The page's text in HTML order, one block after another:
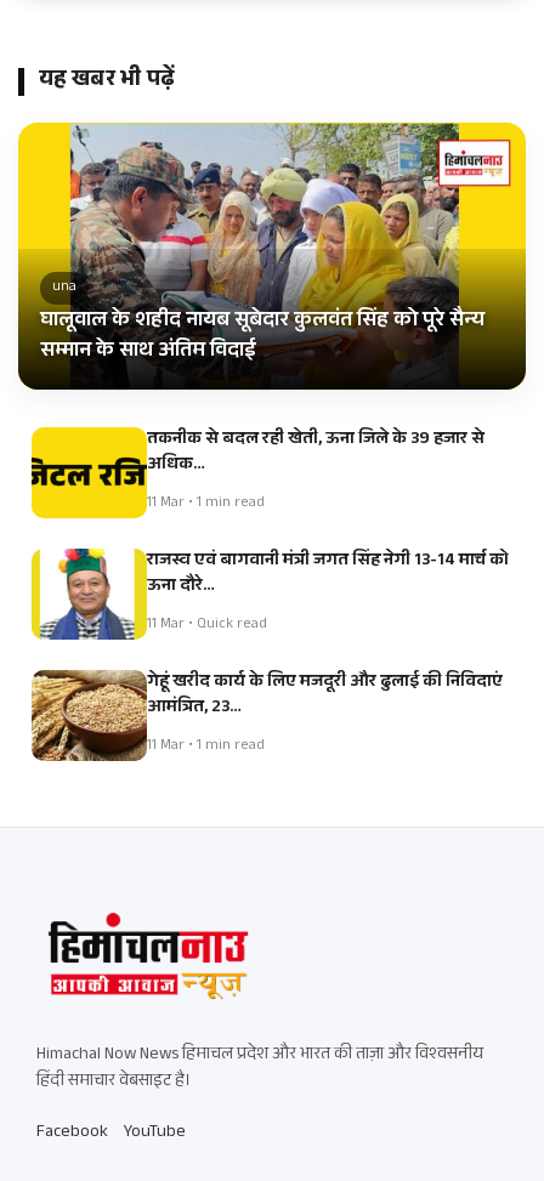
यह खबर भी पढ़ें
una
घालूवाल के शहीद नायब सूबेदार कुलवंत सिंह को पूरे सैन्य
सम्मान के साथ अंतिम विदाई
तकनीक से बदल रही खेती, ऊना जिले के 39 हजार से
अधिक…
11 Mar • 1 min read
राजस्व एवं बागवानी मंत्री जगत सिंह नेगी 13-14 मार्च को
ऊना दौरे…
11 Mar • Quick read
गेहूं खरीद कार्य के लिए मजदूरी और ढुलाई की निविदाएं
आमंत्रित, 23…
11 Mar • 1 min read
Himachal Now News हिमाचल प्रदेश और भारत की ताज़ा और विश्वसनीय
हिंदी समाचार वेबसाइट है।
Facebook YouTube